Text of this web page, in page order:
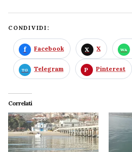
CONDIVIDI:
Facebook X
Telegram Pinterest
Correlati